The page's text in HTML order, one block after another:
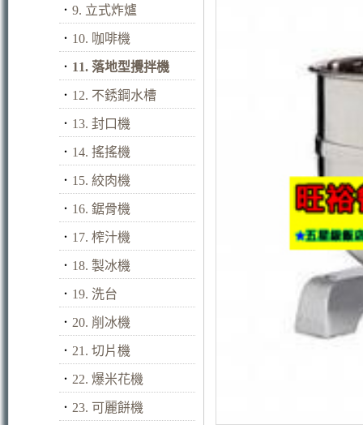
． 9. 立式炸爐
． 10. 咖啡機
． 11. 落地型攪拌機
． 12. 不銹鋼水槽
． 13. 封口機
． 14. 搖搖機
． 15. 絞肉機
． 16. 鋸骨機
． 17. 榨汁機
． 18. 製冰機
． 19. 洗台
． 20. 削冰機
． 21. 切片機
． 22. 爆米花機
． 23. 可麗餅機